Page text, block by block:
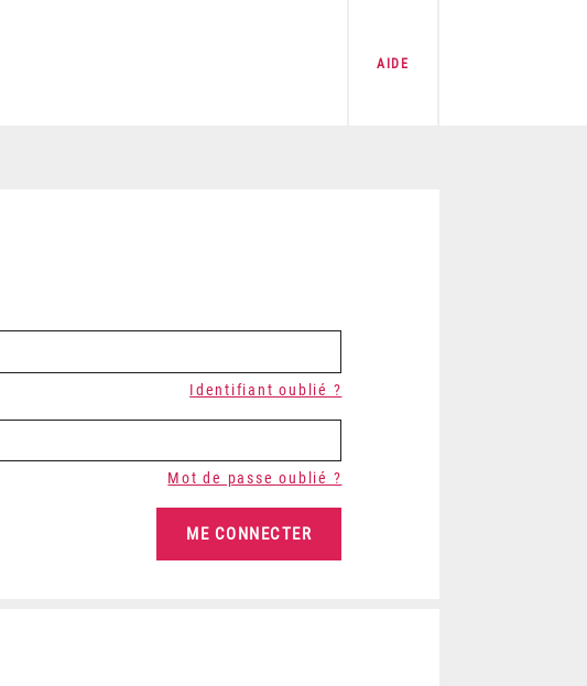
AIDE
Identifiant oublié ?
Mot de passe oublié ?